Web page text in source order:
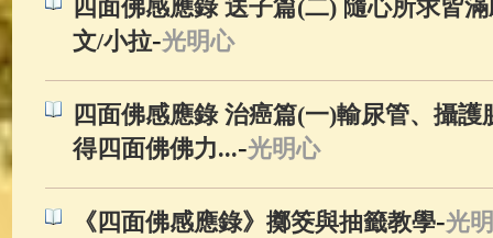
四面佛感應錄 送子篇(二) 隨心所求皆
文/小拉-光明心
四面佛感應錄 治癌篇(一)輸尿管、攝
得四面佛佛力...-光明心
《四面佛感應錄》擲筊與抽籤教學-光